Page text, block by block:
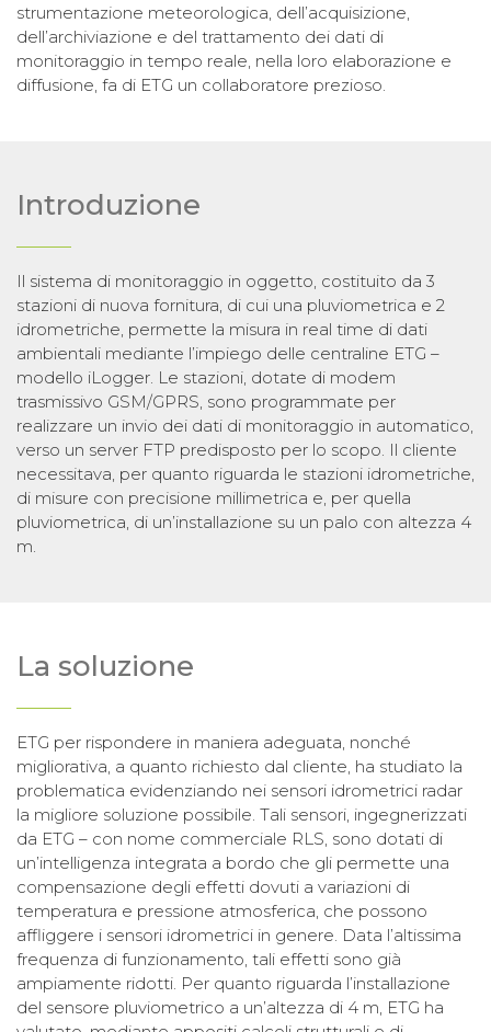
strumentazione meteorologica, dell’acquisizione,
dell’archiviazione e del trattamento dei dati di
monitoraggio in tempo reale, nella loro elaborazione e
diffusione, fa di ETG un collaboratore prezioso.
Introduzione
Il sistema di monitoraggio in oggetto, costituito da 3
stazioni di nuova fornitura, di cui una pluviometrica e 2
idrometriche, permette la misura in real time di dati
ambientali mediante l’impiego delle centraline ETG –
modello iLogger. Le stazioni, dotate di modem
trasmissivo GSM/GPRS, sono programmate per
realizzare un invio dei dati di monitoraggio in automatico,
verso un server FTP predisposto per lo scopo. Il cliente
necessitava, per quanto riguarda le stazioni idrometriche,
di misure con precisione millimetrica e, per quella
pluviometrica, di un’installazione su un palo con altezza 4
m.
La soluzione
ETG per rispondere in maniera adeguata, nonché
migliorativa, a quanto richiesto dal cliente, ha studiato la
problematica evidenziando nei sensori idrometrici radar
la migliore soluzione possibile. Tali sensori, ingegnerizzati
da ETG – con nome commerciale RLS, sono dotati di
un’intelligenza integrata a bordo che gli permette una
compensazione degli effetti dovuti a variazioni di
temperatura e pressione atmosferica, che possono
affliggere i sensori idrometrici in genere. Data l’altissima
frequenza di funzionamento, tali effetti sono già
ampiamente ridotti. Per quanto riguarda l’installazione
del sensore pluviometrico a un’altezza di 4 m, ETG ha